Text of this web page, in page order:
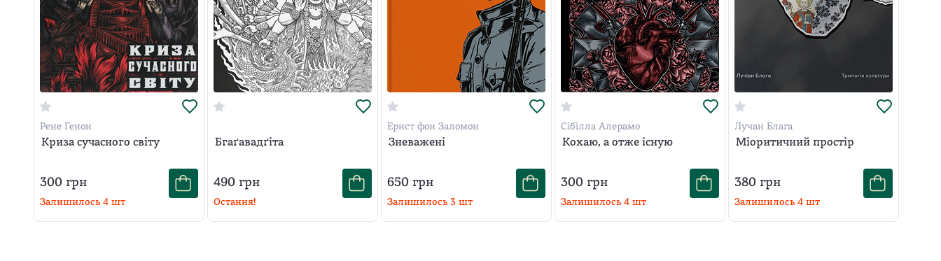
Рене Генон
Криза сучасного світу
300 грн
Залишилось 4 шт
Бгаґавадґіта
490 грн
Остання!
Ернст фон Заломон
Зневажені
650 грн
Залишилось 3 шт
Сібілла Алерамо
Кохаю, а отже існую
300 грн
Залишилось 4 шт
Лучан Блага
Міоритичний простір
380 грн
Залишилось 4 шт